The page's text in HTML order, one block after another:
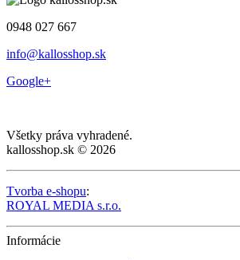
0948 027 667
info@kallosshop.sk
Google+
Všetky práva vyhradené.
kallosshop.sk © 2026
Tvorba e-shopu:
ROYAL MEDIA s.r.o.
Informácie